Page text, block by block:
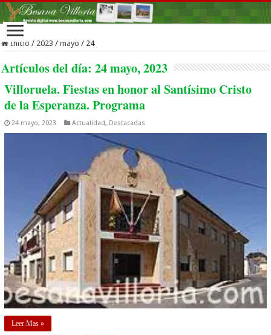
Inicio / 2023 / mayo / 24
Artículos del día:24 mayo, 2023
Villoruela. Fiestas en honor al Santísimo Cristo
de la Esperanza. Programa
24 mayo, 2023 Actualidad, Destacadas
Leer Mas »